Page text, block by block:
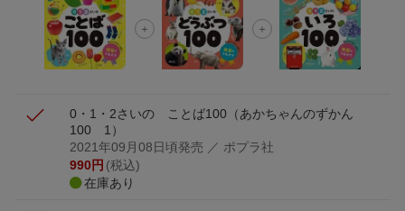
ラン）が当たる！
楽天モバイル紹介キャンペーンの拡散で300円OFFクーポン
進呈
0・1・2さいの ことば100 （あかちゃんのずかん
100 1）
2021年09月08日頃発売 ／ ポプラ社
990円 (税込)
在庫あり